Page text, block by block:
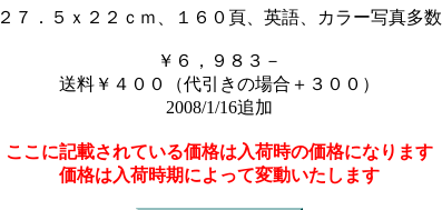
２７．５ｘ２２ｃｍ、１６０頁、英語、カラー写真多数
￥６，９８３－
送料￥４００（代引きの場合＋３００）
2008/1/16追加
ここに記載されている価格は入荷時の価格になります
価格は入荷時期によって変動いたします